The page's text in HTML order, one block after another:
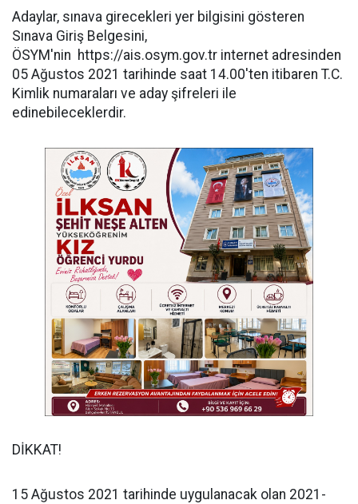
Adaylar, sınava girecekleri yer bilgisini gösteren
Sınava Giriş Belgesini,
ÖSYM'nin https://ais.osym.gov.tr internet adresinden
05 Ağustos 2021 tarihinde saat 14.00'ten itibaren T.C.
Kimlik numaraları ve aday şifreleri ile
edinebileceklerdir.
DİKKAT!
15 Ağustos 2021 tarihinde uygulanacak olan 2021-